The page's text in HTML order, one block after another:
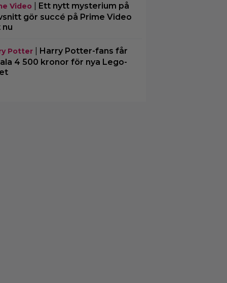
Video
Ett nytt mysterium på
gör succé på Prime Video
nu
Potter| Harry Potter-fans får
4 500 kronor för nya Lego-